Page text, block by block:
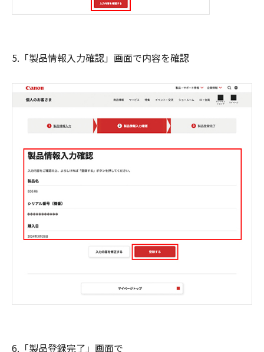
5.「製品情報入力確認」画面で内容を確認
6.「製品登録完了」画面で